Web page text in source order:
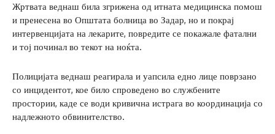
Жртвата веднаш била згрижена од итната медицинска помош
и пренесена во Општата болница во Задар, но и покрај
интервенцијата на лекарите, повредите се покажале фатални
и тој починал во текот на ноќта.
Полицијата веднаш реагирала и уапсила едно лице поврзано
со инцидентот, кое било спроведено во службените
простории, каде се води кривична истрага во координација со
надлежното обвинителство.